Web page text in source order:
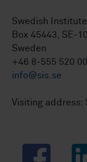
Swedish
Box 45443, SE-
Sweden
+46 8-555 520 00
info@sis.se
Visiting address:
Facebook